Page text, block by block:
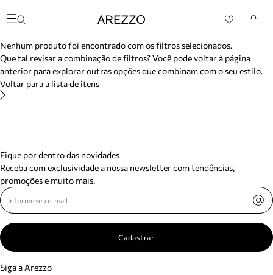
Buscar produtos
categorias sugeridas
Bota
Papete
Scarpin
Mocassim
Mule
Rasteira
Precisa de ajuda?
Meus pedidos
Arezzo
Nenhum produto foi encontrado com os filtros selecionados.
Que tal revisar a combinação de filtros? Você pode voltar à página
anterior para explorar outras opções que combinam com o seu estilo.
Voltar para a lista de itens
Fique por dentro das novidades
Receba com exclusividade a nossa newsletter com tendências,
promoções e muito mais.
Cadastrar
Siga a Arezzo